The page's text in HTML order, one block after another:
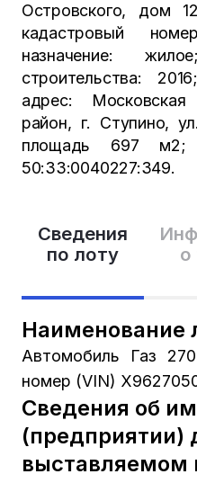
Сведения
по лоту
о
Наименование
Автомобиль Газ
номер (VIN)
Сведения об
(предприятии)
выставляемом
Островского, дом
кадастровый
назначение:
строительства:
адрес: Московская
район, г. Ступино,
площадь 697 м2;
50:33:0040227:349.